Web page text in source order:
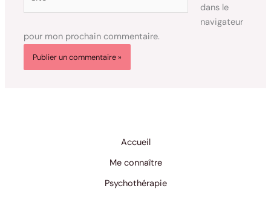
dans le
navigateur
pour mon prochain commentaire.
Accueil
Me connaître
Psychothérapie